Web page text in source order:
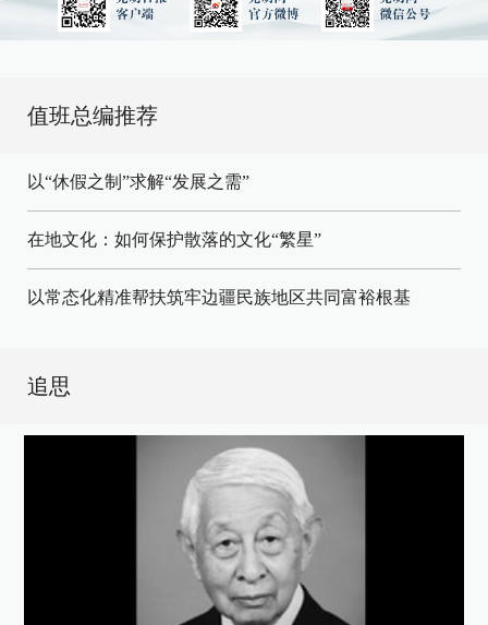
值班总编推荐
以“休假之制”求解“发展之需”
在地文化：如何保护散落的文化“繁星”
以常态化精准帮扶筑牢边疆民族地区共同富裕根基
追思